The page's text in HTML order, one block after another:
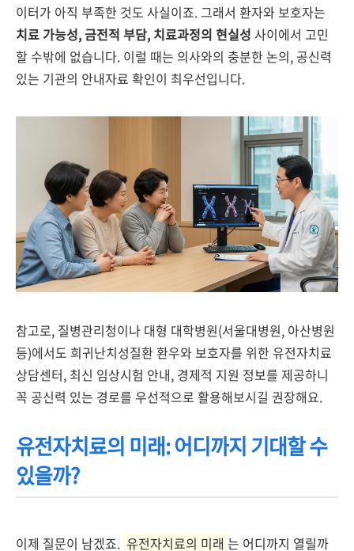
이터가 아직 부족한 것도 사실이죠. 그래서 환자와 보호자는
치료 가능성, 금전적 부담, 치료과정의 현실성 사이에서 고민
할 수밖에 없습니다. 이럴 때는 의사와의 충분한 논의, 공신력
있는 기관의 안내자료 확인이 최우선입니다.
참고로, 질병관리청이나 대형 대학병원(서울대병원, 아산병원
등)에서도 희귀난치성질환 환우와 보호자를 위한 유전자치료
상담센터, 최신 임상시험 안내, 경제적 지원 정보를 제공하니
꼭 공신력 있는 경로를 우선적으로 활용해보시길 권장해요.
유전자치료의 미래: 어디까지 기대할 수
있을까?
이제 질문이 남겠죠. 유전자치료의 미래 는 어디까지 열릴까